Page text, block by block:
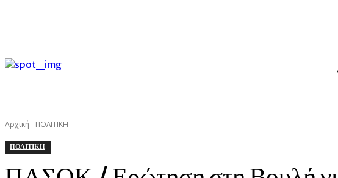
Αρχική ΠΟΛΙΤΙΚΗ
ΠΟΛΙΤΙΚΗ